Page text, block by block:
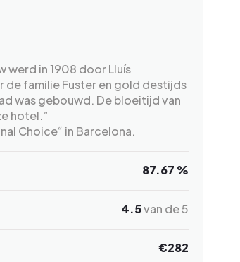
in 1908 door Lluís
de familie Fuster en gold destijds
was gebouwd. De bloeitijd van
hotel.”
Choice“ in Barcelona.
87.67 %
4.5van de 5
€282